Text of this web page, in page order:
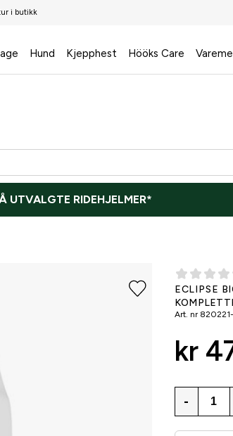
i butikk
Hund Kjepphest Hööks Care
UTVALGTE RIDEHJELMER*
ECLIPSE
Art. nr
kr
-